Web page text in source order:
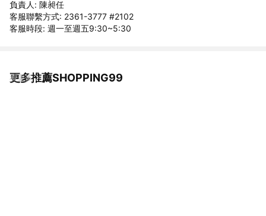
負責人: 陳昶任
客服聯繫方式: 2361-3777 #2102
客服時段: 週一至週五9:30~5:30
更多推薦SHOPPING99
看更多